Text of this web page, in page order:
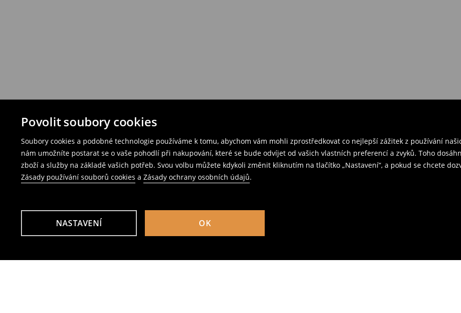
Povolit soubory cookies
Soubory cookies a podobné technologie používáme k tomu, abychom vám mohli zprostředkovat co nejlepší zážitek z používání
nám umožníte postarat se o vaše pohodlí při nakupování, které se bude odvíjet od vašich vlastních preferencí a zvyků. Toho
zboží a služby na základě vašich potřeb. Svou volbu můžete kdykoli změnit kliknutím na tlačítko „Nastavení“, a pokud se chcete
Zásady používání souborů cookies a Zásady ochrany osobních údajů.
NASTAVENÍ OK